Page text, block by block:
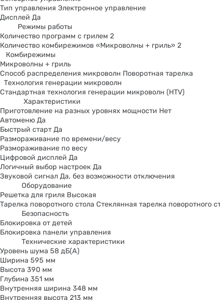
Тип управления Электронное управление
Дисплей Да
Режимы работы
Количество программ с грилем 2
Количество комбирежимов «Микроволны + гриль» 2
Комбирежимы
Микроволны + гриль
Способ распределения микроволн Поворотная тарелка
Технология генерации микроволн
Стандартная технология генерации микроволн (HTV)
Характеристики
Приготовление на разных уровнях мощности Нет
Автоменю Да
Быстрый старт Да
Размораживание по времени/весу
Размораживание по весу
Цифровой дисплей Да
Логичный выбор настроек Да
Звуковой сигнал Да, без возможности отключения
Оборудование
Решетка для гриля Высокая
Тарелка поворотного стола Стеклянная тарелка поворотного
Безопасность
Блокировка от детей
Блокировка панели управления
Технические характеристики
Уровень шума 58 дБ(А)
Ширина 595 мм
Высота 390 мм
Глубина 351 мм
Внутренняя ширина 348 мм
Внутренняя высота 213 мм